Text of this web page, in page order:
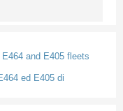
and E405 fleets
ed E405 di